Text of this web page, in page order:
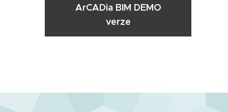
ArCADia BIM DEMO
verze